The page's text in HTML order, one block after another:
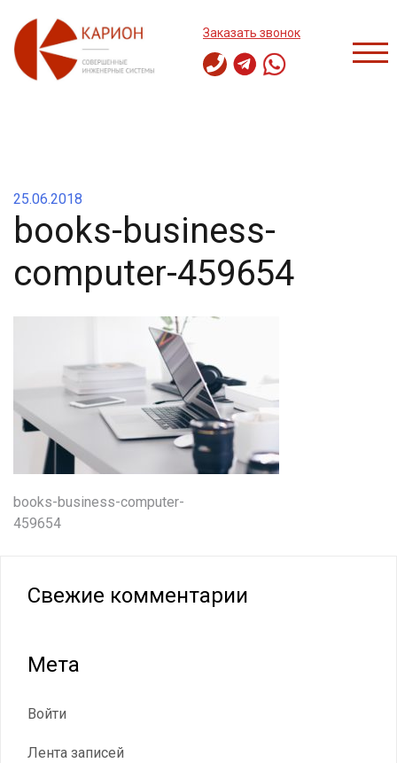
содержимому
Заказать звонок
25.06.2018
books-business-
computer-459654
Навигация
books-business-computer-
459654
Свежие комментарии
Мета
Войти
Лента записей